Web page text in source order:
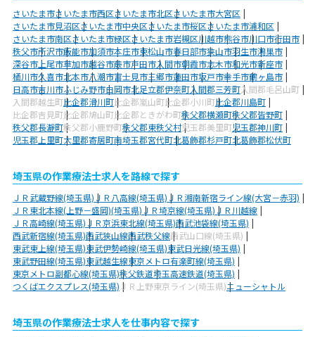
さいたま市さいたま市西区さいたま市北区さいたま市大宮区
さいたま市見沼区さいたま市中央区さいたま市桜区さいたま市浦和区
さいたま市南区さいたま市緑区さいたま市岩槻区川越市熊谷市川口市行田市
秩父市所沢市飯能市加須市本庄市東松山市春日部市狭山市羽生市鴻巣市
深谷市 上尾市草加市越谷市蕨市戸田市入間市朝霞市志木市和光市新座市
桶川市久喜市北本市八潮市富士見市三郷市蓮田市坂戸市幸手市鶴ヶ島市
日高市吉川市ふじみ野市白岡市北足立郡伊奈町入間郡三芳町入間郡毛呂山町
入間郡越生町比企郡滑川町比企郡嵐山町比企郡小川町比企郡川島町
比企郡吉見町比企郡鳩山町比企郡ときがわ町秩父郡横瀬町秩父郡皆野町
秩父郡長瀞町秩父郡小鹿野町秩父郡東秩父村児玉郡美里町児玉郡神川町
児玉郡上里町大里郡寄居町南埼玉郡宮代町北葛飾郡杉戸町北葛飾郡松伏町
埼玉県の作業療法士求人を路線で探す
ＪＲ武蔵野線(埼玉県)ＪＲ八高線(埼玉県)ＪＲ湘南新宿ライン線(大宮－赤羽)
ＪＲ東北本線(上野－盛岡)(埼玉県)ＪＲ埼京線(埼玉県)ＪＲ川越線
ＪＲ高崎線(埼玉県)ＪＲ京浜東北線(埼玉県)西武池袋線(埼玉県)
西武新宿線(埼玉県)西武狭山線西武秩父線西武山口線(埼玉県)
東武東上線(埼玉県)東武伊勢崎線(埼玉県)東武日光線(埼玉県)
東武野田線(埼玉県)東武越生線東京メトロ有楽町線(埼玉県)
東京メトロ副都心線(埼玉県)秩父鉄道埼玉高速鉄道(埼玉県)
つくばエクスプレス(埼玉県) ＪＲ上野東京ライン(埼玉県)ニューシャトル
埼玉県の作業療法士求人を仕事内容で探す